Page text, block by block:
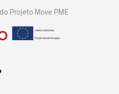
Projeto Move PME